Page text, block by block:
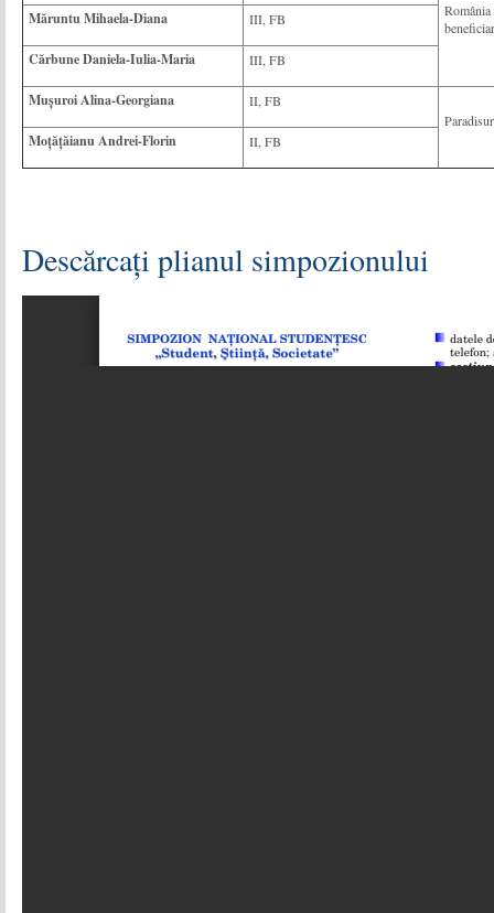
Măruntu Mihaela-Diana III, FB
Cărbune Daniela-Iulia-Maria III, FB
Mușuroi Alina-Georgiana
II, FB
Moțățăianu Andrei-Florin II, FB
Descărcați plianul simpozionului